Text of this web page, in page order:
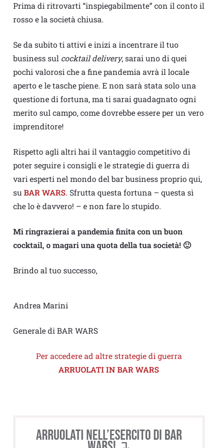
Prima di ritrovarti “inspiegabilmente” con il conto il
rosso e la società chiusa.
Se da subito ti attivi e inizi a incentrare il tuo
business sul cocktail delivery, sarai uno di quei
pochi valorosi che a fine pandemia avrà il locale
aperto e le tasche piene. E non sarà stata solo una
questione di fortuna, ma ti sarai guadagnato ogni
merito sul campo, come dovrebbe essere per un vero
imprenditore!
Rispetto agli altri hai il vantaggio competitivo di
poter seguire i consigli e le strategie di guerra di
vari esperti nel mondo del bar business proprio qui,
suBAR WARS. Sfrutta questa fortuna – questa sì
che lo è davvero! – e non fare lo stupido.
Mi ringrazierai a pandemia finita con un buon
cocktail, o magari una quota della tua società! 🙂
Brindo al tuo successo,
Andrea Marini
Generale di BAR WARS
Per accedere ad altre strategie di guerra
ARRUOLATI IN BAR WARS
Arruolati nell’esercito di BAR